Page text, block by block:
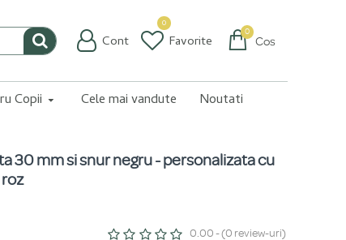
Cont Favorite
0
Coș
0
Copii Cele mai vandute Noutati
30 mm si snur negru - personalizata cu
0.00 - (0 review-uri)